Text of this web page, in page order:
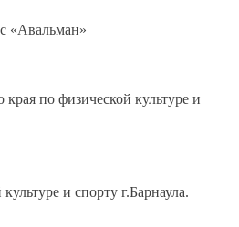
«Авальман»
по физической культуре и
и спорту г.Барнаула.